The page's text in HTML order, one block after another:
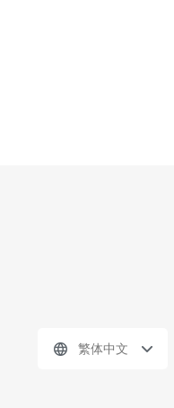
繁体中文